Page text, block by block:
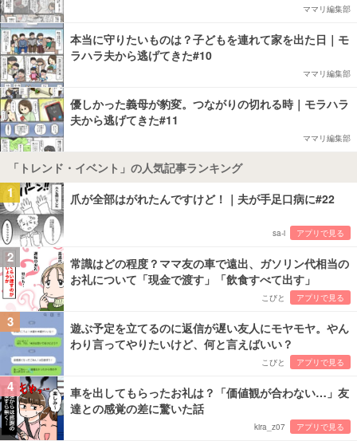
ママリ編集部
本当に守りたいものは？子どもを連れて家を出た日｜モ
ラハラ夫から逃げてきた#10
ママリ編集部
優しかった義母が豹変。つながりの切れる時｜モラハラ
夫から逃げてきた#11
ママリ編集部
「トレンド・イベント」の人気記事ランキング
1 爪が全部はがれたんですけど！｜夫が手足口病に#22
sa-i アプリで見る
2
常識はどの程度？ママ友の車で遠出、ガソリン代相当の
お礼について「現金で渡す」「飲食すべて出す」
こびと アプリで見る
3
遊ぶ予定を立てるのに返信が遅い友人にモヤモヤ。やん
わり言ってやりたいけど、何と言えばいい？
こびと アプリで見る
4
車を出してもらったお礼は？「価値観が合わない…」友
達との感覚の差に驚いた話
kira_z07 アプリで見る